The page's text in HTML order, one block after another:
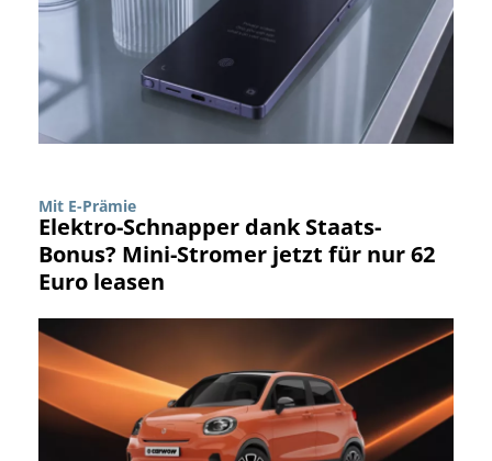
Mit E-Prämie
Elektro-Schnapper dank Staats-
Bonus? Mini-Stromer jetzt für nur 62
Euro leasen